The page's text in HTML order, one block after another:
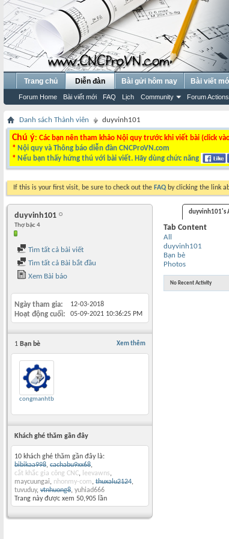
Trang chủ Diễn đàn
Forum Home Bài viết mới FAQ Lịch Community Forum Actions
Bài gửi hôm nay Bài viết
Danh sách Thành viên duyvinh101
Chú ý: Các bạn nên tham khảo Nội quy trước khi viết bài (click
* Nội quy và Thông báo diễn đàn CNCProVN.com
* Nếu bạn thấy hứng thú với bài viết. Hãy dùng chức năng
If this is your first visit, be sure to check out the FAQ by clicking the link
duyvinh101
Thợ bậc 4
Tìm tất cả bài viết
Tìm tất cả Bài bắt đầu
Xem Bài báo
Ngày tham gia 12-03-2018
Hoạt động cuối 05-09-2021 10:36:25 PM
Xem thêm
1 Bạn bè
congmanhtb
Khách ghé thăm gần đây
10 khách ghé thăm gần đây là:
bibikaa998, cachabu9xx68,
cắt khắc gia công CNC, leevawns,
maycuungai, nhonmy-com, thuxalu2124,
tuvuduy, vtnhuong8, yuhiad666
Trang này được xem 50,905 lần
duyvinh101's
Tab Content
All
duyvinh101
Bạn bè
Photos
No Recent Activity